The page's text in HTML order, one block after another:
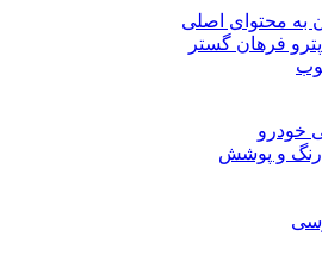
به محتوای اصلی
خودرو
و پوشش